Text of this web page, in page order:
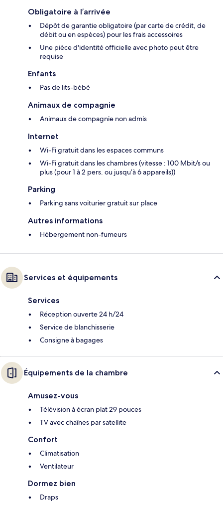
Obligatoire à l’arrivée
Dépôt de garantie obligatoire (par carte de crédit, de
débit ou en espèces) pour les frais accessoires
Une pièce d'identité officielle avec photo peut être
requise
Enfants
Pas de lits-bébé
Animaux de compagnie
Animaux de compagnie non admis
Internet
Wi-Fi gratuit dans les espaces communs
Wi-Fi gratuit dans les chambres (vitesse : 100 Mbit/s ou
plus (pour 1 à 2 pers. ou jusqu’à 6 appareils))
Parking
Parking sans voiturier gratuit sur place
Autres informations
Hébergement non-fumeurs
Services et équipements
Services
Réception ouverte 24 h/24
Service de blanchisserie
Consigne à bagages
Équipements de la chambre
Amusez-vous
Télévision à écran plat 29 pouces
TV avec chaînes par satellite
Confort
Climatisation
Ventilateur
Dormez bien
Draps